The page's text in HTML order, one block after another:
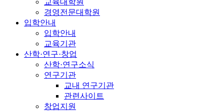
경영전문대학원
입학안내
입학안내
교육기관
산학·연구·창업
산학·연구소식
연구기관
교내 연구기관
관련사이트
창업지원